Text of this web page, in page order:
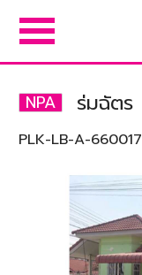
NPA ร่มฉัตร
PLK-LB-A-660017